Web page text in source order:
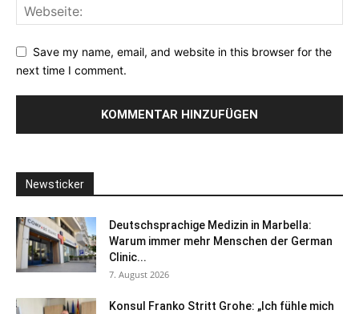
Save my name, email, and website in this browser for the
next time I comment.
Newsticker
Deutschsprachige Medizin in Marbella:
Warum immer mehr Menschen der German
Clinic...
7. August 2026
Konsul Franko Stritt Grohe: „Ich fühle mich